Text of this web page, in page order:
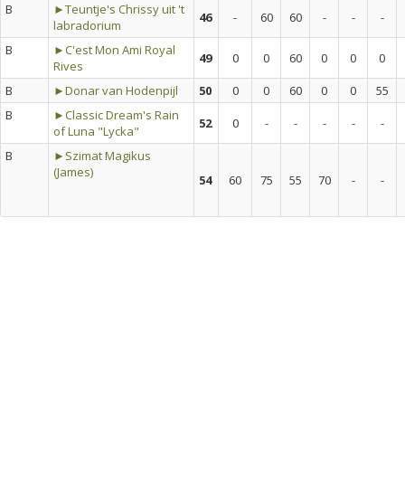
B
►Teuntje's Chrissy uit 't
labradorium
46 - 60 60 - -
-
B
►C'est Mon Ami Royal
Rives
49 0 0 60 0 0
0
B
►Donar van Hodenpijl 50 0 0 60 0 0
55
B
►Classic Dream's Rain
of Luna "Lycka"
52 0 - - - -
-
B
►Szimat Magikus
(James)
54 60 75 55 70 - -